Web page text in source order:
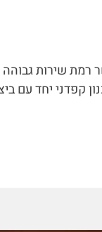
שירות גבוהה
קפדני יחד עם